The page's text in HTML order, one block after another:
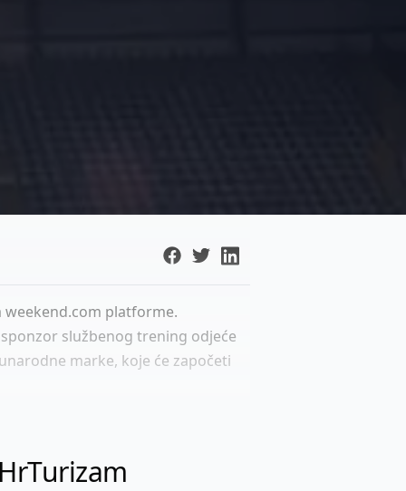
weekend.com platforme.
službenog trening odjeće
marke, koje će započeti